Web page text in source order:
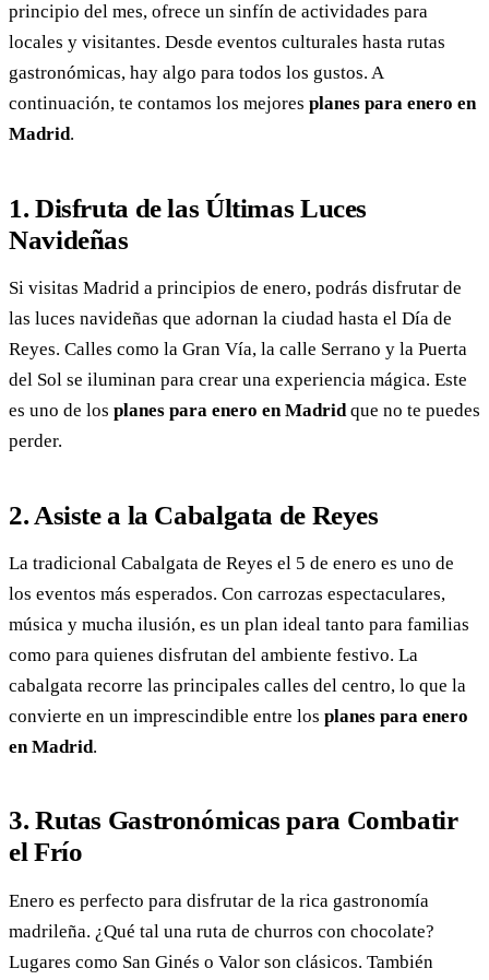
principio del mes, ofrece un sinfín de actividades para
locales y visitantes. Desde eventos culturales hasta rutas
gastronómicas, hay algo para todos los gustos. A
continuación, te contamos los mejores planes para enero en
Madrid.
1. Disfruta de las Últimas Luces
Navideñas
Si visitas Madrid a principios de enero, podrás disfrutar de
las luces navideñas que adornan la ciudad hasta el Día de
Reyes. Calles como la Gran Vía, la calle Serrano y la Puerta
del Sol se iluminan para crear una experiencia mágica. Este
es uno de los planes para enero en Madridque no te puedes
perder.
2. Asiste a la Cabalgata de Reyes
La tradicional Cabalgata de Reyes el 5 de enero es uno de
los eventos más esperados. Con carrozas espectaculares,
música y mucha ilusión, es un plan ideal tanto para familias
como para quienes disfrutan del ambiente festivo. La
cabalgata recorre las principales calles del centro, lo que la
convierte en un imprescindible entre los planes para enero
en Madrid.
3. Rutas Gastronómicas para Combatir
el Frío
Enero es perfecto para disfrutar de la rica gastronomía
madrileña. ¿Qué tal una ruta de churros con chocolate?
Lugares como San Ginés o Valor son clásicos. También